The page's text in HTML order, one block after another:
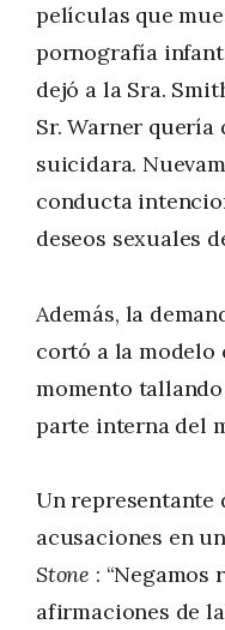
películas que
pornografía
dejó a la Sra.
Sr. Warner quería
suicidara.
conducta
deseos sexuales
Además, la
cortó a la
momento
parte interna del
Un representante
acusaciones en
Stone : “Negamos
afirmaciones de